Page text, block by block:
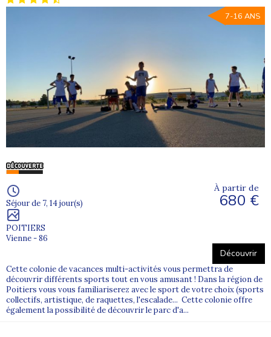
7-16 ANS
Séjour de 7, 14 jour(s)
POITIERS
Vienne - 86
À partir de
680 €
Découvrir
Cette colonie de vacances multi-activités vous permettra de
découvrir différents sports tout en vous amusant ! Dans la région de
Poitiers vous vous familiariserez avec le sport de votre choix (sports
collectifs, artistique, de raquettes, l'escalade... Cette colonie offre
également la possibilité de découvrir le parc d'a...